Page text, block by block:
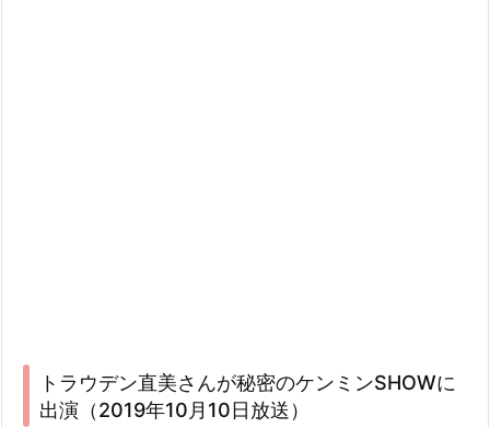
トラウデン直美さんが秘密のケンミンSHOWに
出演（2019年10月10日放送）